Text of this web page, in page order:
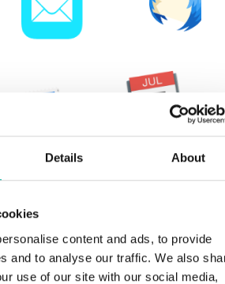
Details About
content and ads, to provide
and to analyse our traffic. We also
use of our site with our social media,